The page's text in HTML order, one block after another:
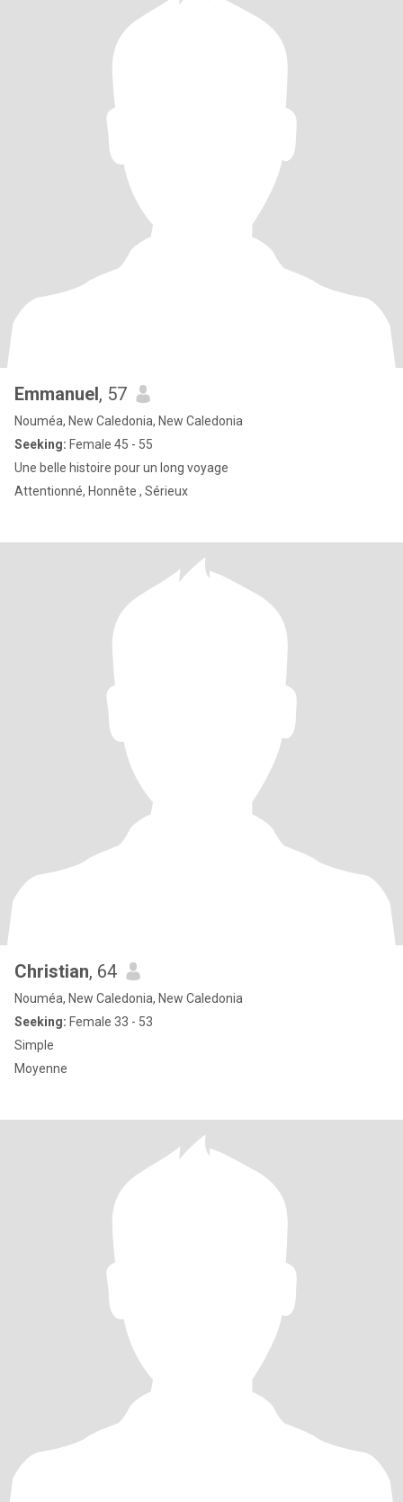
Emmanuel, 57
Nouméa, New Caledonia, New Caledonia
Seeking: Female 45 - 55
Une belle histoire pour un long voyage
Attentionné, Honnête , Sérieux
Christian, 64
Nouméa, New Caledonia, New Caledonia
Seeking: Female 33 - 53
Simple
Moyenne